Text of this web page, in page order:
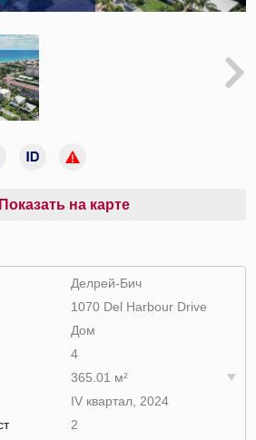
Показать на карте
Делрей-Бич
1070 Del Harbour Drive
Дом
4
365.01 м²
IV квартал, 2024
2